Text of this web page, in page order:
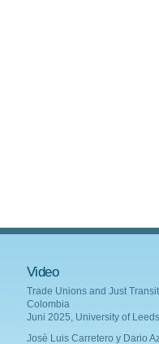
Video
Trade Unions and Just
Colombia
Juni 2025, University of Leeds
Josè Luis Carretero y Dario